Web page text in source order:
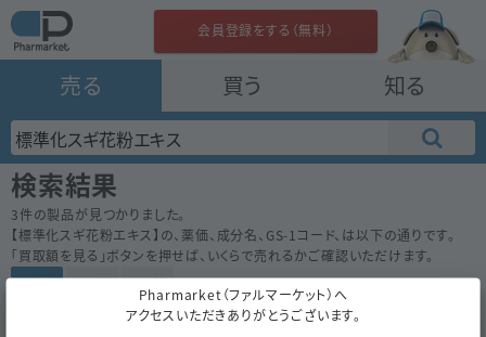
売る 買う 知る
会員登録をする（無料）
検索結果
3件の製品が見つかりました。
【標準化スギ花粉エキス】の、薬価、成分名、GS-1コード、は以下の通りです。
「買取額を見る」ボタンを押せば、いくらで売れるかご確認いただけます。
50件
100件 200件
シダトレンスギ花粉舌下液２，０００ＪＡＵ／ｍＬパック
Pharmarket（ファルマーケット）へ
アクセスいただきありがとうございます。